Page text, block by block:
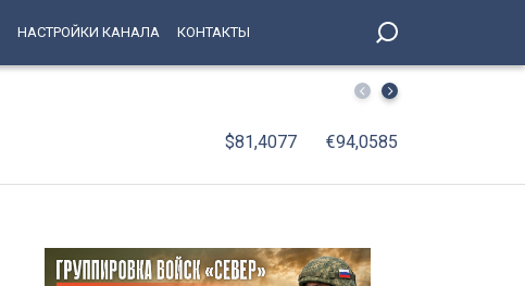
НАСТРОЙКИ КАНАЛА КОНТАКТЫ
Свыше 8,5 тонны опасного мяса сняли с прилавков в
$81,4077 €94,0585